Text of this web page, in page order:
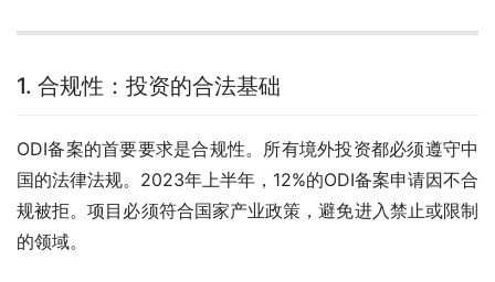
1. 合规性：投资的合法基础
ODI备案的首要要求是合规性。所有境外投资都必须遵守中
国的法律法规。2023年上半年，12%的ODI备案申请因不合
规被拒。项目必须符合国家产业政策，避免进入禁止或限制
的领域。